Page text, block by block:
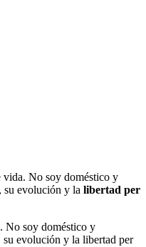
No soy doméstico y
su evolución y la libertad per
No soy doméstico y
su evolución y la libertad per